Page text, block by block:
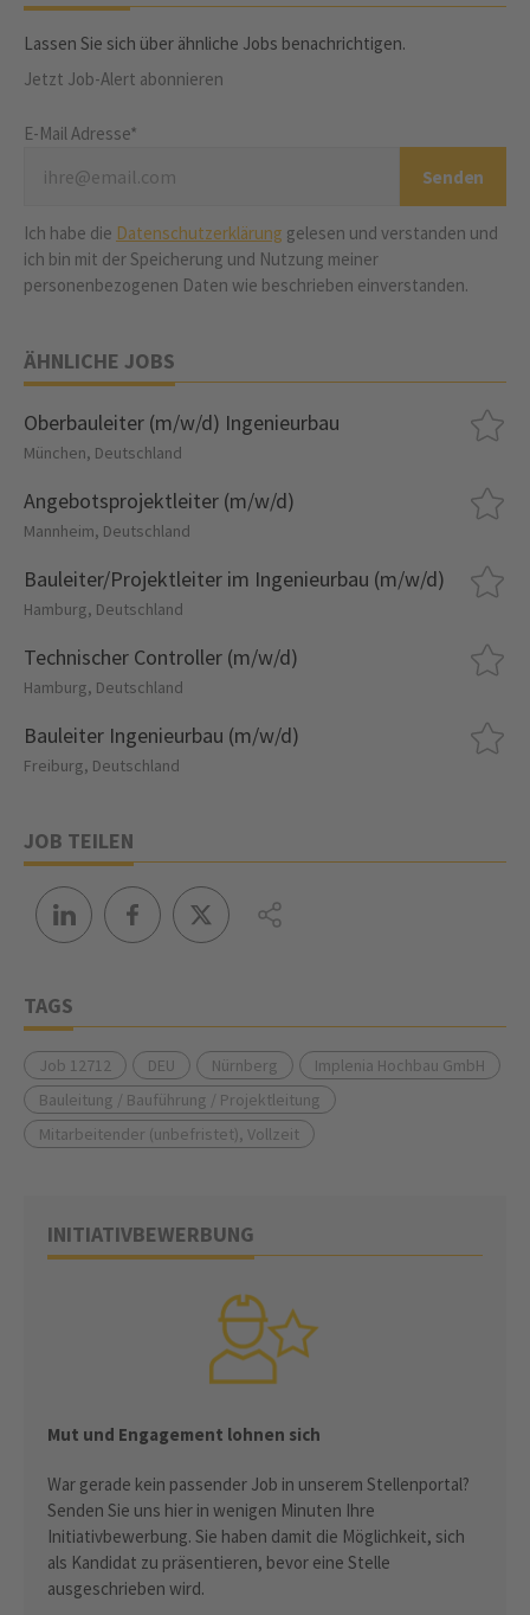
Lassen Sie sich über ähnliche Jobs benachrichtigen.
Jetzt Job-Alert abonnieren
E-Mail Adresse*
Ich habe die Datenschutzerklärung gelesen und verstanden und
ich bin mit der Speicherung und Nutzung meiner
personenbezogenen Daten wie beschrieben einverstanden.
ÄHNLICHE JOBS
Oberbauleiter (m/w/d) Ingenieurbau
München, Deutschland
Angebotsprojektleiter (m/w/d)
Mannheim, Deutschland
Bauleiter/Projektleiter im Ingenieurbau (m/w/d)
Hamburg, Deutschland
Technischer Controller (m/w/d)
Hamburg, Deutschland
Bauleiter Ingenieurbau (m/w/d)
Freiburg, Deutschland
JOB TEILEN
TAGS
Job 12712 DEU Nürnberg
Implenia Hochbau GmbH
Bauleitung / Bauführung / Projektleitung
Mitarbeitender (unbefristet), Vollzeit
INITIATIVBEWERBUNG
Mut und Engagement lohnen sich
War gerade kein passender Job in unserem Stellenportal?
Senden Sie uns hier in wenigen Minuten Ihre
Initiativbewerbung. Sie haben damit die Möglichkeit, sich
als Kandidat zu präsentieren, bevor eine Stelle
ausgeschrieben wird.